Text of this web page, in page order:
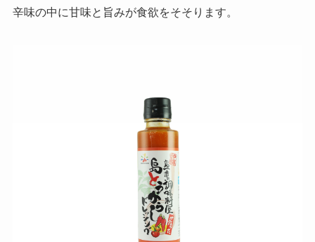
辛味の中に甘味と旨みが食欲をそそります。